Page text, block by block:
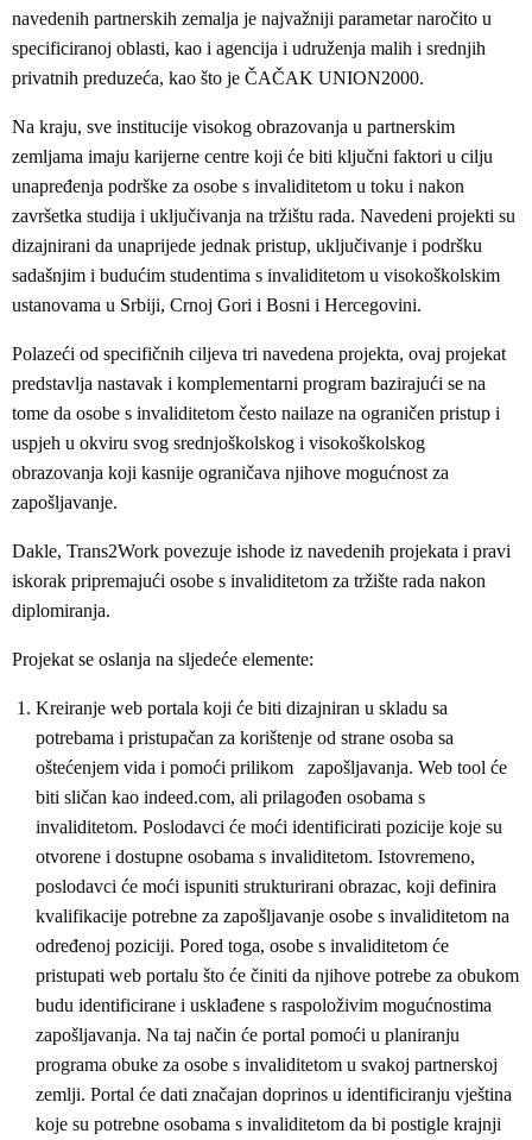
navedenih partnerskih zemalja je najvažniji parametar naročito u
specificiranoj oblasti, kao i agencija i udruženja malih i srednjih
privatnih preduzeća, kao što je ČAČAK UNION2000.
Na kraju, sve institucije visokog obrazovanja u partnerskim
zemljama imaju karijerne centre koji će biti ključni faktori u cilju
unapređenja podrške za osobe s invaliditetom u toku i nakon
završetka studija i uključivanja na tržištu rada. Navedeni projekti su
dizajnirani da unaprijede jednak pristup, uključivanje i podršku
sadašnjim i budućim studentima s invaliditetom u visokoškolskim
ustanovama u Srbiji, Crnoj Gori i Bosni i Hercegovini.
Polazeći od specifičnih ciljeva tri navedena projekta, ovaj projekat
predstavlja nastavak i komplementarni program bazirajući se na
tome da osobe s invaliditetom često nailaze na ograničen pristup i
uspjeh u okviru svog srednjoškolskog i visokoškolskog
obrazovanja koji kasnije ograničava njihove mogućnost za
zapošljavanje.
Dakle, Trans2Work povezuje ishode iz navedenih projekata i pravi
iskorak pripremajući osobe s invaliditetom za tržište rada nakon
diplomiranja.
Projekat se oslanja na sljedeće elemente:
Kreiranje web portala koji će biti dizajniran u skladu sa
potrebama i pristupačan za korištenje od strane osoba sa
oštećenjem vida i pomoći prilikom zapošljavanja. Web tool će
biti sličan kao indeed.com, ali prilagođen osobama s
invaliditetom. Poslodavci će moći identificirati pozicije koje su
otvorene i dostupne osobama s invaliditetom. Istovremeno,
poslodavci će moći ispuniti strukturirani obrazac, koji definira
kvalifikacije potrebne za zapošljavanje osobe s invaliditetom na
određenoj poziciji. Pored toga, osobe s invaliditetom će
pristupati web portalu što će činiti da njihove potrebe za obukom
budu identificirane i usklađene s raspoloživim mogućnostima
zapošljavanja. Na taj način će portal pomoći u planiranju
programa obuke za osobe s invaliditetom u svakoj partnerskoj
zemlji. Portal će dati značajan doprinos u identificiranju vještina
koje su potrebne osobama s invaliditetom da bi postigle krajnji